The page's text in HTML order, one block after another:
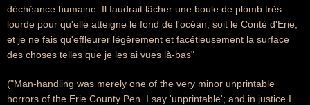
déchéance humaine. Il faudrait lâcher une boule de plomb très
lourde pour qu'elle atteigne le fond de l'océan, soit le Conté d'Erie,
et je ne fais qu'effleurer légèrement et facétieusement la surface
des choses telles que je les ai vues là-bas"
("Man-handling was merely one of the very minor unprintable
horrors of the Erie County Pen. I say 'unprintable'; and in justice I